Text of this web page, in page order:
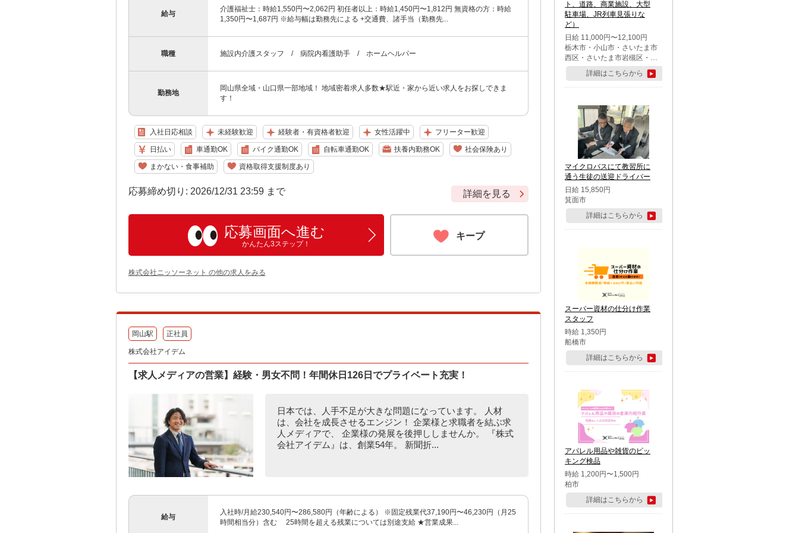
給与
介護福祉士：時給1,550円〜2,062円 初任者以上：時給1,450円〜1,812円 無資格の方：時給
1,350円〜1,687円 ※給与幅は勤務先による +交通費、諸手当（勤務先...
職種 施設内介護スタッフ / 病院内看護助手 / ホームヘルパー
勤務地
岡山県全域・山口県一部地域！ 地域密着求人多数★駅近・家から近い求人をお探しできま
す！
入社日応相談 未経験歓迎 経験者・有資格者歓迎 女性活躍中 フリーター歓迎
日払い 車通勤OK バイク通勤OK 自転車通勤OK 扶養内勤務OK 社会保険あり
まかない・食事補助 資格取得支援制度あり
応募締め切り: 2026/12/31 23:59 まで 詳細を見る
応募画面へ進む
かんたん3ステップ！
キープ
株式会社ニッソーネット の他の求人をみる
岡山駅 正社員
株式会社アイデム
【求人メディアの営業】経験・男女不問！年間休日126日でプライベート充実！
日本では、人手不足が大きな問題になっています。 人材
は、会社を成長させるエンジン！ 企業様と求職者を結ぶ求
人メディアで、 企業様の発展を後押ししませんか。 『株式
会社アイデム』は、創業54年。 新聞折...
給与
入社時/月給230,540円〜286,580円（年齢による） ※固定残業代37,190円〜46,230円（月25
時間相当分）含む 25時間を超える残業については別途支給 ★営業成果...
ト、道路、商業施設、大型
駐車場、JR列車見張りな
ど）
日給 11,000円〜12,100円
栃木市・小山市・さいたま市
西区・さいたま市岩槻区・久
喜市・蓮田市
詳細はこちらから
マイクロバスにて教習所に
通う生徒の送迎ドライバー
日給 15,850円
箕面市
詳細はこちらから
スーパー資材の仕分け作業
スタッフ
時給 1,350円
船橋市
詳細はこちらから
アパレル用品や雑貨のピッ
キング検品
時給 1,200円〜1,500円
柏市
詳細はこちらから